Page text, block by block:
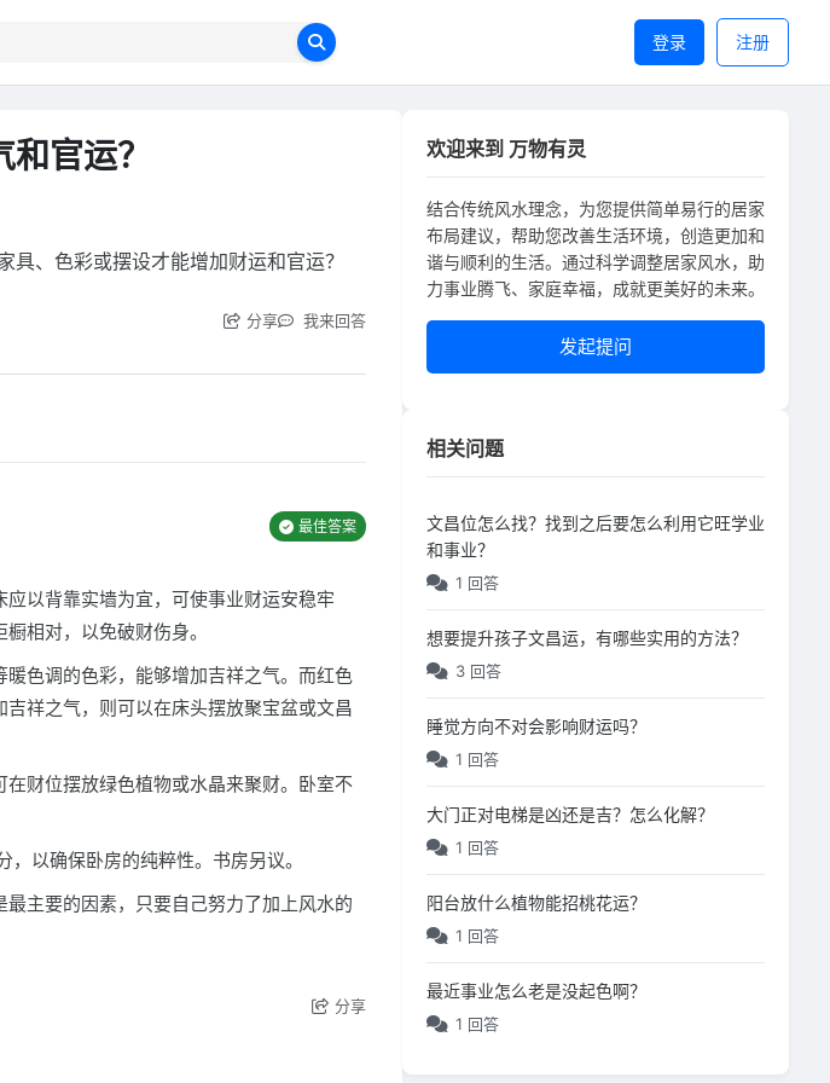
登录 注册
官运？
、色彩或摆设才能增加财运和官运？
分享 我来回答
最佳答案
以背靠实墙为宜，可使事业财运安稳牢
相对，以免破财伤身。
色调的色彩，能够增加吉祥之气。而红色
祥之气，则可以在床头摆放聚宝盆或文昌
财位摆放绿色植物或水晶来聚财。卧室不
以确保卧房的纯粹性。书房另议。
主要的因素，只要自己努力了加上风水的
分享
欢迎来到 万物有灵
结合传统风水理念，为您提供简单易行的居家
布局建议，帮助您改善生活环境，创造更加和
谐与顺利的生活。通过科学调整居家风水，助
力事业腾飞、家庭幸福，成就更美好的未来。
发起提问
相关问题
文昌位怎么找？找到之后要怎么利用它旺学业
和事业？
1 回答
想要提升孩子文昌运，有哪些实用的方法？
3 回答
睡觉方向不对会影响财运吗？
1 回答
大门正对电梯是凶还是吉？怎么化解？
1 回答
阳台放什么植物能招桃花运？
1 回答
最近事业怎么老是没起色啊？
1 回答